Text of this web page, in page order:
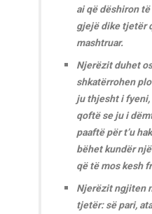
ai që dëshiron
gjejë dike tjetër
mashtruar.
Njerëzit duhet
shkatërrohen
ju thjesht i fyeni,
qoftë se ju i
paaftë për t’u
bëhet kundër
që të mos kesh
Njerëzit ngjiten
tjetër: së pari,